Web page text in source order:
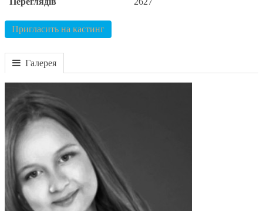
Пригласить на кастинг
Галерея